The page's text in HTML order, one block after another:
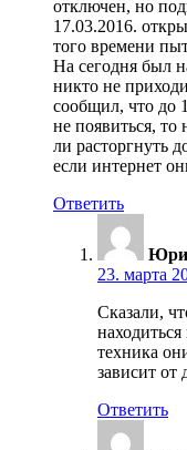
отключен, но
17.03.2016.
того времени
На сегодня был
никто не
сообщил, что до
не появиться,
ли расторгнуть
если интернет
Ответить
23. марта
Сказали,
техника
зависит от
Ответить